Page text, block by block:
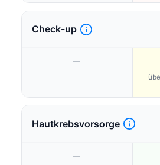
Check-up
—
Hautkrebsvorsorge
—